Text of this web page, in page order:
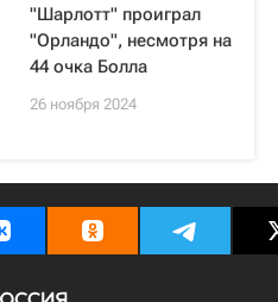
"Шарлотт" проиграл
"Орландо", несмотря на
44 очка Болла
26 ноября 2024